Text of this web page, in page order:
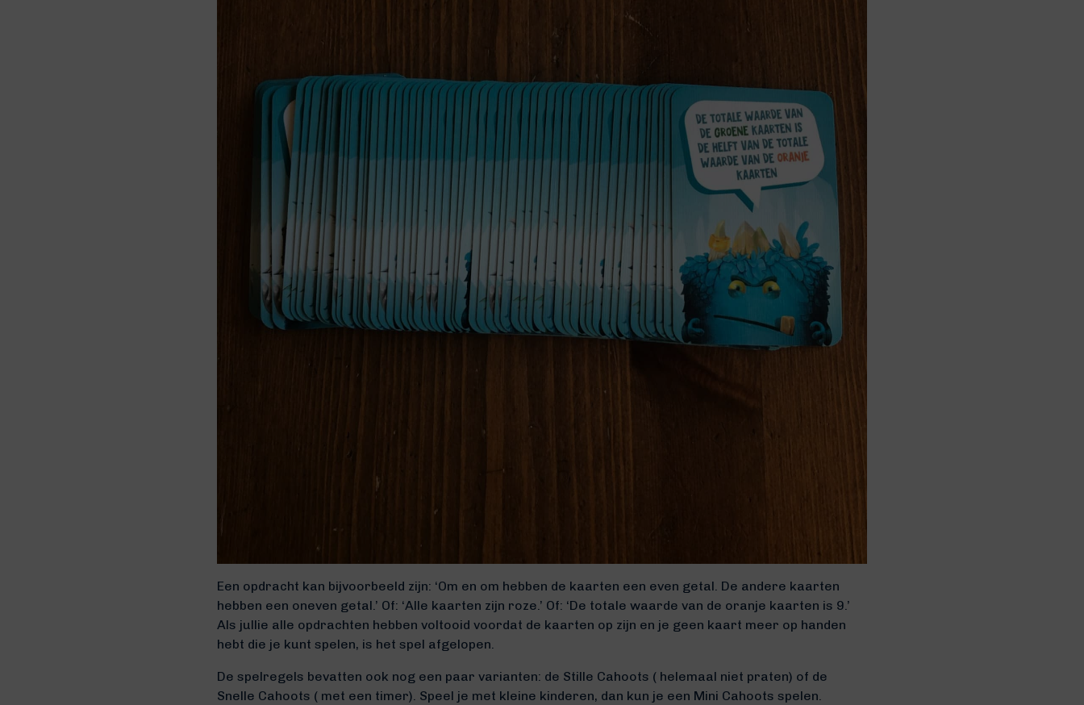
Een opdracht kan bijvoorbeeld zijn: ‘Om en om hebben de kaarten een even getal. De andere kaarten
hebben een oneven getal.’ Of: ‘Alle kaarten zijn roze.’ Of: ‘De totale waarde van de oranje kaarten is 9.’
Als jullie alle opdrachten hebben voltooid voordat de kaarten op zijn en je geen kaart meer op handen
hebt die je kunt spelen, is het spel afgelopen.
De spelregels bevatten ook nog een paar varianten: de Stille Cahoots ( helemaal niet praten) of de
Snelle Cahoots ( met een timer). Speel je met kleine kinderen, dan kun je een Mini Cahoots spelen.